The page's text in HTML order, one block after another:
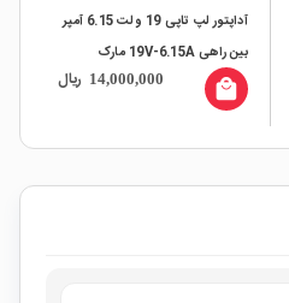
آداپتور لپ تاپی 19 ولت 6.15 آمپر
بین راهی 19V-6.15A مارک
EDAC
14,000,000 ریال local_mall